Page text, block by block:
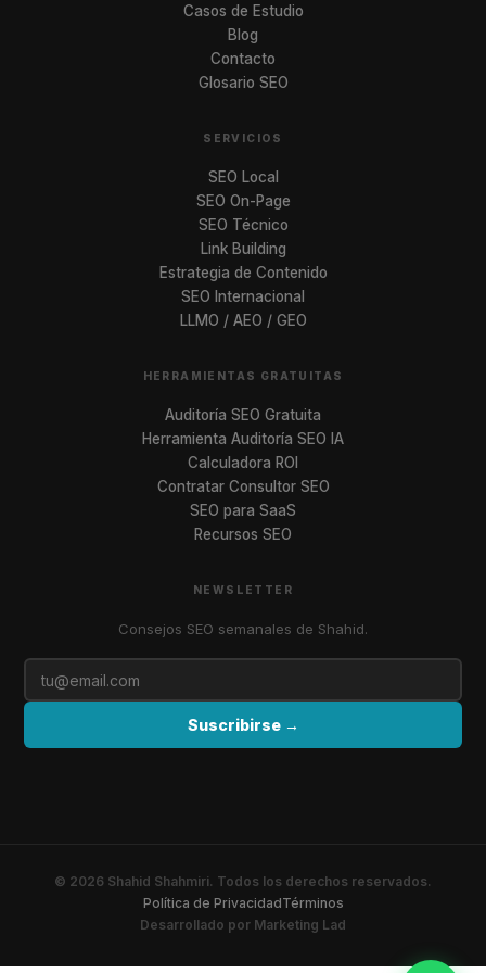
Casos de Estudio
Blog
Contacto
Glosario SEO
SERVICIOS
SEO Local
SEO On-Page
SEO Técnico
Link Building
Estrategia de Contenido
SEO Internacional
LLMO / AEO / GEO
HERRAMIENTAS GRATUITAS
Auditoría SEO Gratuita
Herramienta Auditoría SEO IA
Calculadora ROI
Contratar Consultor SEO
SEO para SaaS
Recursos SEO
NEWSLETTER
Consejos SEO semanales de Shahid.
Suscribirse →
© 2026 Shahid Shahmiri. Todos los derechos reservados.
Política de PrivacidadTérminos
Desarrollado por Marketing Lad